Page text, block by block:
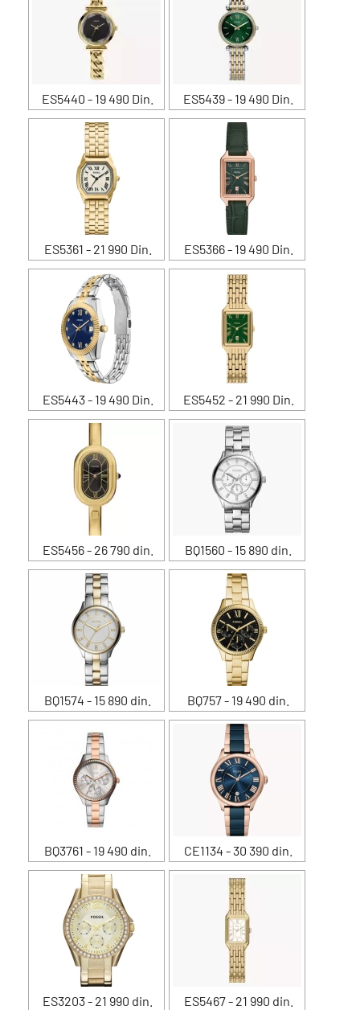
ES5440 - 19 490 Din. ES5439 - 19 490 Din.
ES5361 - 21 990 Din. ES5366 - 19 490 Din.
ES5443 - 19 490 Din. ES5452 - 21 990 Din.
ES5456 - 26 790 din. BQ1560 - 15 890 din.
BQ1574 - 15 890 din. BQ757 - 19 490 din.
BQ3761 - 19 490 din. CE1134 - 30 390 din.
ES3203 - 21 990 din. ES5467 - 21 990 din.